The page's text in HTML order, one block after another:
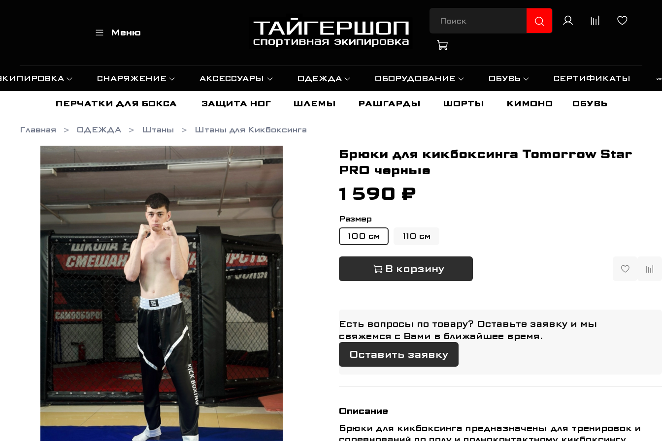
Меню
СНАРЯЖЕНИЕ АКСЕССУАРЫ ОДЕЖДА ОБОРУДОВАНИЕ ОБУВЬ СЕРТИФИКАТЫ
ПЕРЧАТКИ ДЛЯ БОКСА ЗАЩИТА НОГ ШЛЕМЫ РАШГАРДЫ ШОРТЫ КИМОНО ОБУВЬ
Главная ОДЕЖДА Штаны Штаны для Кикбоксинга
Брюки для кикбоксинга Tomorrow Star
PRO черные
1 590 ₽
Размер
100 см
110 см
В корзину
Есть вопросы по товару? Оставьте заявку и мы
свяжемся с Вами в ближайшее время.
Оставить заявку
Описание
Брюки для кикбоксинга предназначены для тренировок и